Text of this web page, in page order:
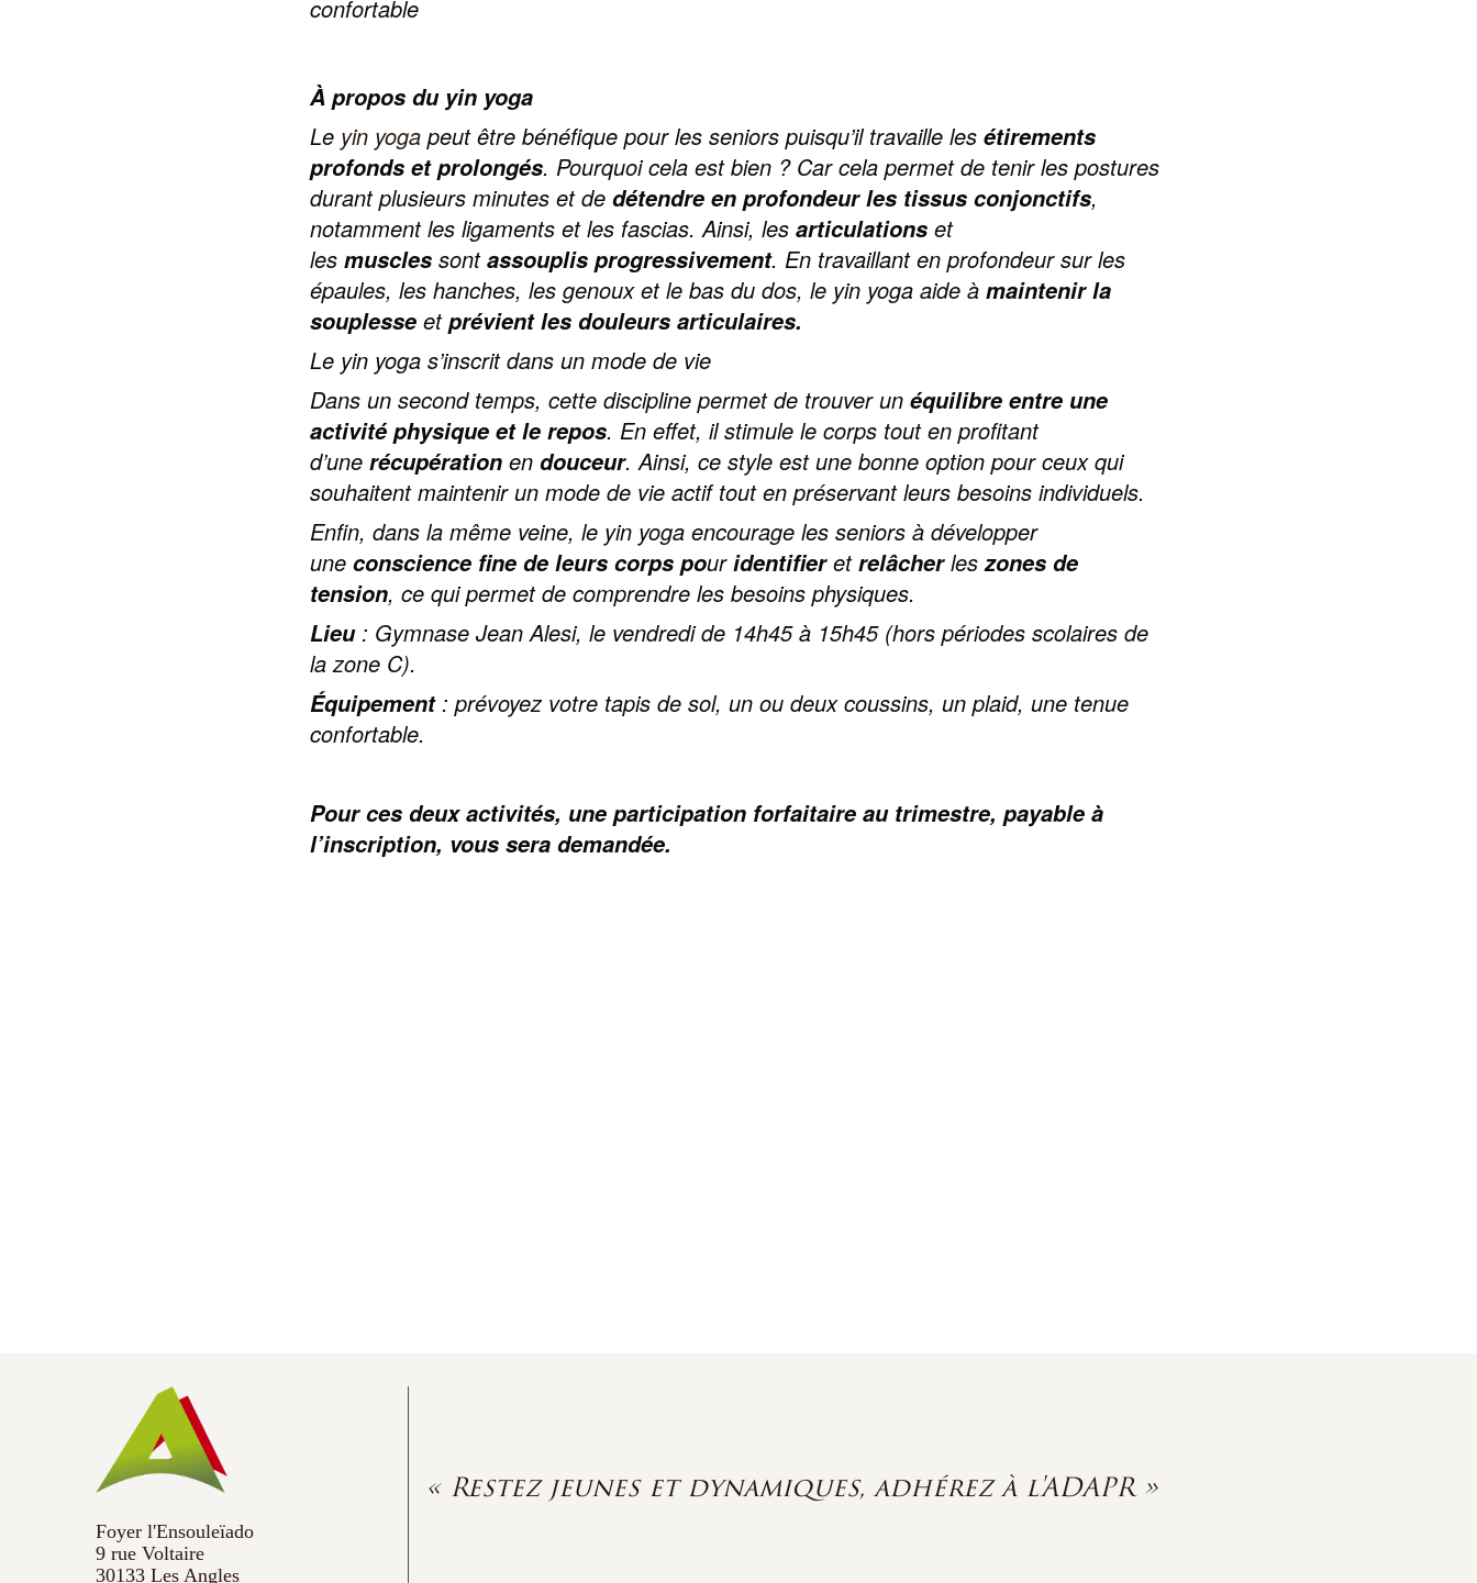
confortable
À propos du yin yoga
Le yin yoga peut être bénéfique pour les seniors puisqu’il travaille les étirements
profonds et prolongés. Pourquoi cela est bien ? Car cela permet de tenir les postures
durant plusieurs minutes et de détendre en profondeur les tissus conjonctifs,
notamment les ligaments et les fascias. Ainsi, les articulations et
les muscles sontassouplis progressivement. En travaillant en profondeur sur les
épaules, les hanches, les genoux et le bas du dos, le yin yoga aide à maintenir la
souplesse etprévient les douleurs articulaires.
Le yin yoga s’inscrit dans un mode de vie
Dans un second temps, cette discipline permet de trouver un équilibre entre une
activité physique et le repos. En effet, il stimule le corps tout en profitant
d’une récupération en douceur. Ainsi, ce style est une bonne option pour ceux qui
souhaitent maintenir un mode de vie actif tout en préservant leurs besoins individuels.
Enfin, dans la même veine, le yin yoga encourage les seniors à développer
une conscience fine de leurs corps pouridentifieretrelâcherleszones de
tension, ce qui permet de comprendre les besoins physiques.
Lieu: Gymnase Jean Alesi, le vendredi de 14h45 à 15h45 (hors périodes scolaires de
la zone C).
Équipement: prévoyez votre tapis de sol, un ou deux coussins, un plaid, une tenue
confortable.
Pour ces deux activités, une participation forfaitaire au trimestre, payable à
l’inscription, vous sera demandée.
Foyer l'Ensouleïado
9 rue Voltaire
30133 Les Angles
« Restez jeunes et dynamiques, adhérez à l'ADAPR »